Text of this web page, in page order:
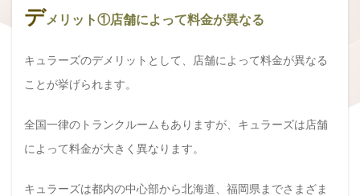
デ メリット①店舗によって料金が異なる
キュラーズのデメリットとして、店舗によって料金が異なる
ことが挙げられます。
全国一律のトランクルームもありますが、キュラーズは店舗
によって料金が大きく異なります。
キュラーズは都内の中心部から北海道、福岡県までさまざま